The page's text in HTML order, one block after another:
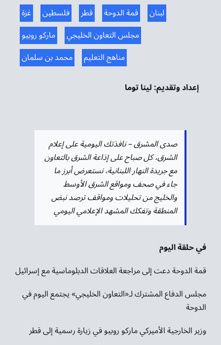
غزة
فلسطين قطر قمة الدوحة
لبنان
ماركو روبيو
مجلس التعاون الخليجي
محمد بن سلمان
مناهج التعليم
إعداد وتقديم: لينا توما
صدى المشرق – نافذتك اليومية على إعلام
الشرق، كل صباح على إذاعة الشرق بالتعاون
مع جريدة النهار اللبنانية، نستعرض أبرز ما
جاء في صحف ومواقع الشرق الأوسط
والخليج من تحليلات ومواقف ترصد نبض
المنطقة وتفكك المشهد الإعلامي اليومي
في حلقة اليوم
قمة الدوحة دعت إلى مراجعة العلاقات الدبلوماسية مع إسرائيل
مجلس الدفاع المشترك لـ«التعاون الخليجي» يجتمع اليوم في
الدوحة
وزير الخارجية الأميركي ماركو روبيو في زيارة رسمية إلى قطر